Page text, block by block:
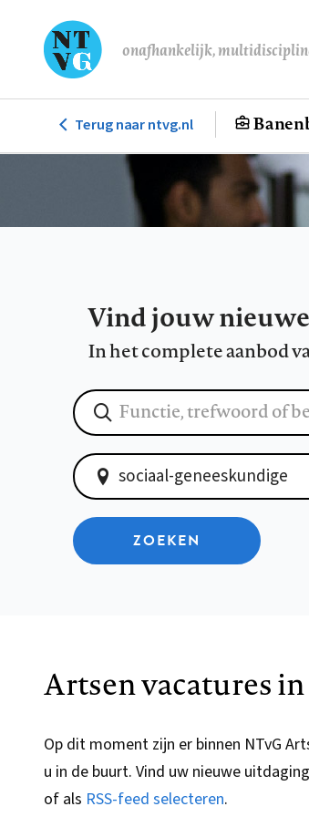
de
onafhankelijk,
Hoofdnavigatie
Terug naar ntvg.nl
Vind jouw
In het complete aanbod
ZOEKEN
Artsen vacatures
Op dit moment zijn er binnen NTvG
u in de buurt. Vind uw nieuwe
of als RSS-feed selecteren.